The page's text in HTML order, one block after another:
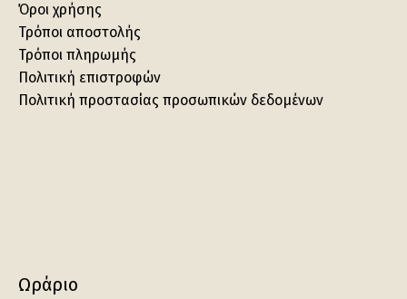
Όροι χρήσης
Τρόποι αποστολής
Τρόποι πληρωμής
Πολιτική επιστροφών
Πολιτική προστασίας προσωπικών δεδομένων
Ωράριο